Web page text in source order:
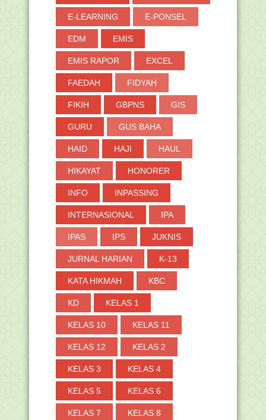
E-LEARNING E-PONSEL
EDM EMIS
EMIS RAPOR EXCEL
FAEDAH FIDYAH
FIKIH GBPNS GIS
GURU GUS BAHA
HAID HAJI HAUL
HIKAYAT HONORER
INFO INPASSING
INTERNASIONAL IPA
IPAS IPS JUKNIS
JURNAL HARIAN K-13
KATA HIKMAH KBC
KD KELAS 1
KELAS 10 KELAS 11
KELAS 12 KELAS 2
KELAS 3 KELAS 4
KELAS 5 KELAS 6
KELAS 7 KELAS 8